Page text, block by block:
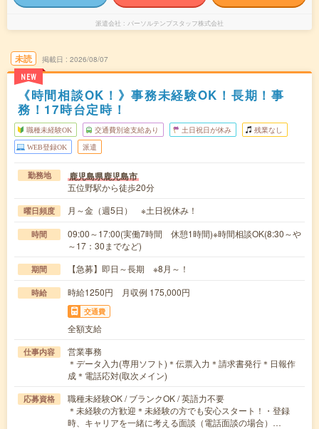
派遣会社 パーソルテンプスタッフ株式会社
未読
NEW
掲載日 2026/08/07
《時間相談OK！》事務未経験OK！長期！事
務！17時台定時！
職種未経験OK 交通費別途支給あり 土日祝日が休み 残業なし
WEB登録OK 派遣
勤務地 鹿児島県鹿児島市
五位野駅から徒歩20分
曜日頻度 月～金（週5日） ※土日祝休み！
時間
09:00～17:00(実働7時間 休憩1時間)※時間相談OK(8:30～や
～17：30までなど)
期間 【急募】即日～長期 ※8月～！
時給 時給1250円 月収例 175,000円
交通費
全額支給
仕事内容
営業事務
＊データ入力(専用ソフト)＊伝票入力＊請求書発行＊日報作
成＊電話応対(取次メイン)
応募資格
職種未経験OK / ブランクOK / 英語力不要
＊未経験の方歓迎＊未経験の方でも安心スタート！・登録
時、キャリアを一緒に考える面談（電話面談の場合）…